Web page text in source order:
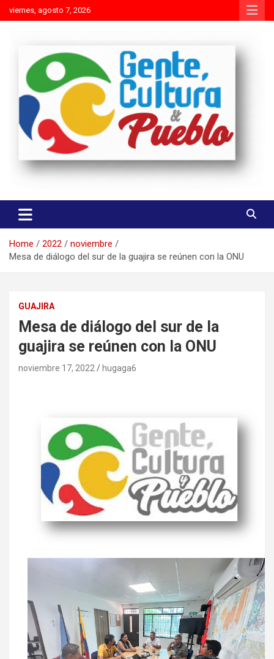
Skip
to
viernes, agosto 7, 2026
Gente Cultura y Pueblo
Home 2022
noviembre
Mesa de diálogo del sur de la guajira se reúnen con la ONU
GUAJIRA
Mesa de diálogo del sur de la
guajira se reúnen con la ONU
noviembre 17, 2022 hugaga6